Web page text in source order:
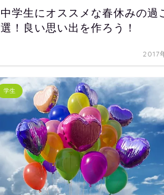
中学生にオススメな春休みの過
選！良い思い出を作ろう！
2017
学生